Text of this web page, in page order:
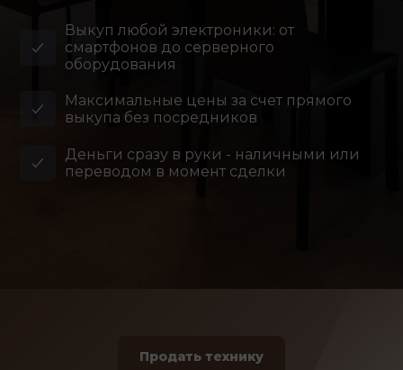
Выкуп любой электроники: от
смартфонов до серверного
оборудования
Максимальные цены за счет прямого
выкупа без посредников
Деньги сразу в руки - наличными или
переводом в момент сделки
Продать технику